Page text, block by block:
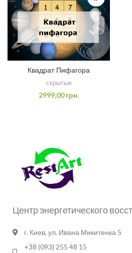
Квадрат Пифагора
скрытые
2999,00грн.
Центр энергетического
г. Киев, ул. Ивана Микитенка 5
+38 (093) 255 48 15